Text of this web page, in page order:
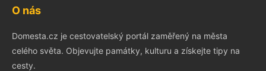
O nás
Domesta.cz je cestovatelský portál zaměřený na města
celého světa. Objevujte památky, kulturu a získejte tipy na
cesty.